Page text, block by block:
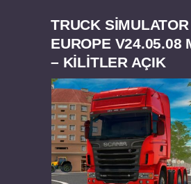
TRUCK
EUROPE V24.05.08
– KILITLER AÇIK